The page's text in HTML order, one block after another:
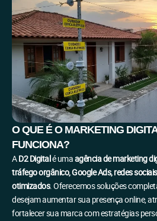
O QUE É O MARKETING
FUNCIONA?
AD2 Digitalé umaagência de marketing
tráfego orgânico, Google Ads, redes
otimizados. Oferecemos soluções
desejam aumentar sua presença online,
fortalecer sua marca com estratégias